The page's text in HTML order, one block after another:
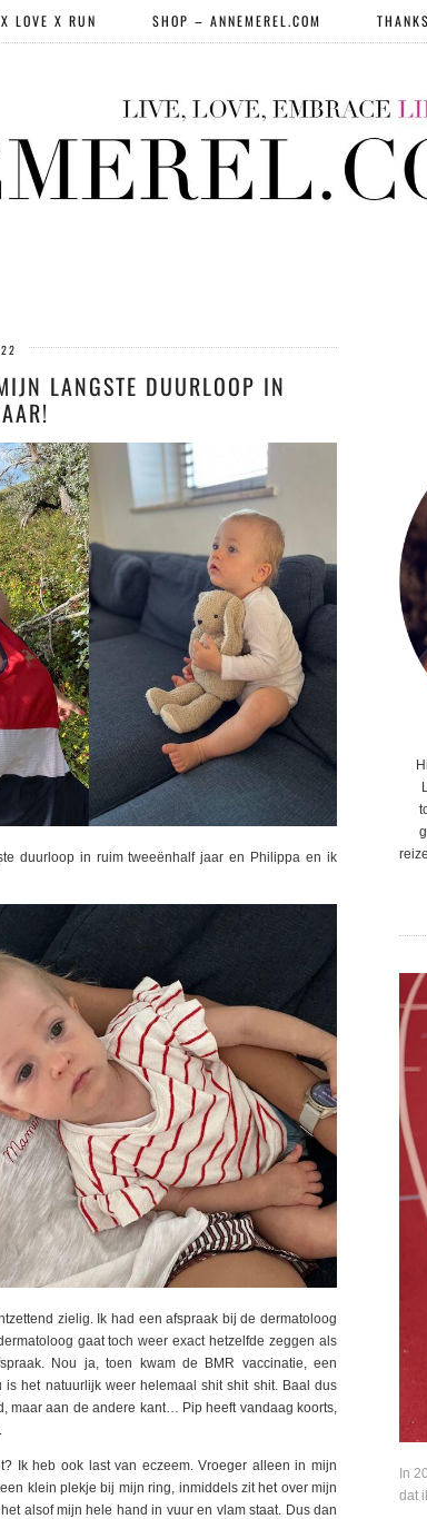
LOVE X RUN SHOP – ANNEMEREL.COM
LANGSTE DUURLOOP IN
duurloop in ruim tweeënhalf jaar en Philippa en ik
zielig. Ik had een afspraak bij de dermatoloog
gaat toch weer exact hetzelfde zeggen als
Nou ja, toen kwam de BMR vaccinatie, een
het natuurlijk weer helemaal shit shit shit. Baal dus
maar aan de andere kant… Pip heeft vandaag koorts,
Ik heb ook last van eczeem. Vroeger alleen in mijn
klein plekje bij mijn ring, inmiddels zit het over mijn
alsof mijn hele hand in vuur en vlam staat. Dus dan
In
dat